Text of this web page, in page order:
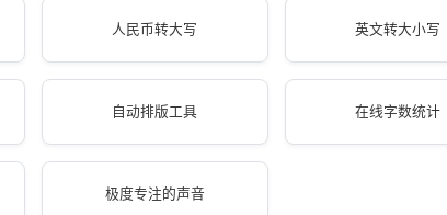
人民币转大写 英文转大小写
自动排版工具 在线字数统计
极度专注的声音